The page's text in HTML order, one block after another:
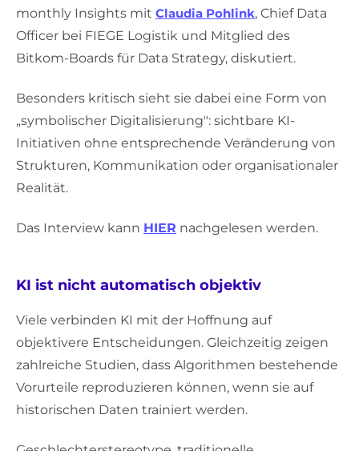
monthly Insights mit Claudia Pohlink, Chief Data
Officer bei FIEGE Logistik und Mitglied des
Bitkom-Boards für Data Strategy, diskutiert.
Besonders kritisch sieht sie dabei eine Form von
„symbolischer Digitalisierung": sichtbare KI-
Initiativen ohne entsprechende Veränderung von
Strukturen, Kommunikation oder organisationaler
Realität.
Das Interview kann HIER nachgelesen werden.
KI ist nicht automatisch objektiv
Viele verbinden KI mit der Hoffnung auf
objektivere Entscheidungen. Gleichzeitig zeigen
zahlreiche Studien, dass Algorithmen bestehende
Vorurteile reproduzieren können, wenn sie auf
historischen Daten trainiert werden.